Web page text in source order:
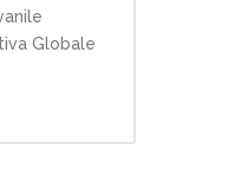
Globale